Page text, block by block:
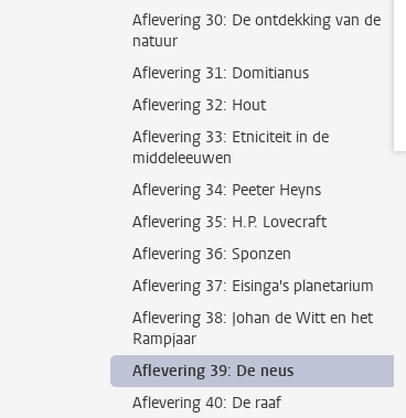
Aflevering 30: De ontdekking van de
natuur
Aflevering 31: Domitianus
Aflevering 32: Hout
Aflevering 33: Etniciteit in de
middeleeuwen
Aflevering 34: Peeter Heyns
Aflevering 35: H.P. Lovecraft
Aflevering 36: Sponzen
Aflevering 37: Eisinga's planetarium
Aflevering 38: Johan de Witt en het
Rampjaar
Aflevering 39: De neus
Aflevering 40: De raaf